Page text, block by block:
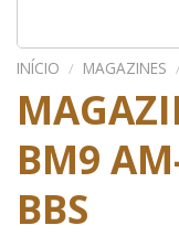
INÍCIO / MAGAZINES /
BM9
BBS